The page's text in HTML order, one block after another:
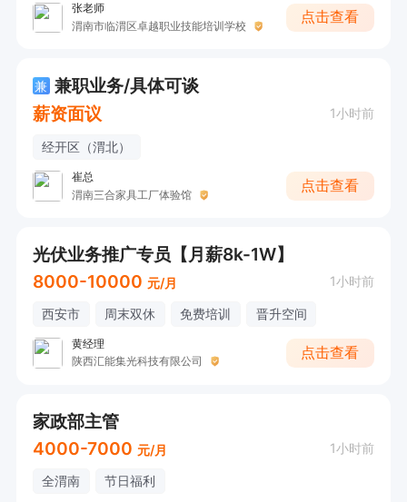
张老师
渭南市临渭区卓越职业技能培训学校
点击查看
兼 兼职业务/具体可谈
薪资面议
1小时前
经开区（渭北）
崔总
渭南三合家具工厂体验馆
点击查看
光伏业务推广专员【月薪8k-1W】
8000-10000 元/月 1小时前
西安市 周末双休 免费培训 晋升空间
黄经理
陕西汇能集光科技有限公司
点击查看
家政部主管
4000-7000 元/月 1小时前
全渭南 节日福利